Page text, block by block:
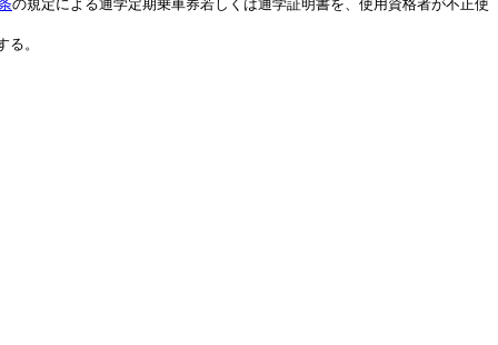
の規定による通学定期乗車券若しくは通学証明書を、使用資格者が不正使
。